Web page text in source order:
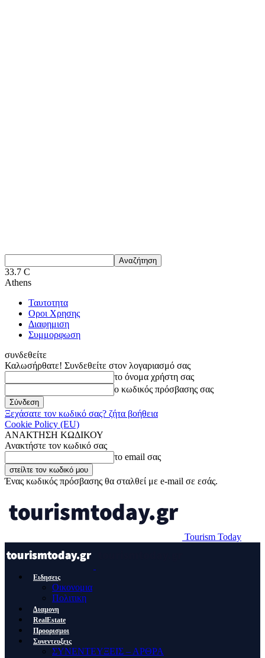
33.7 C
Athens
Ταυτοτητα
Οροι Χρησης
Διαφημιση
Συμμορφωση
συνδεθείτε
Καλωσήρθατε! Συνδεθείτε στον λογαριασμό σας
το όνομα χρήστη σας
ο κωδικός πρόσβασης σας
Ξεχάσατε τον κωδικό σας? ζήτα βοήθεια
Cookie Policy (EU)
ΑΝΑΚΤΗΣΗ ΚΩΔΙΚΟΥ
Ανακτήστε τον κωδικό σας
το email σας
Ένας κωδικός πρόσβασης θα σταλθεί με e-mail σε εσάς.
Tourism Today
Ειδησεις
Οικονομια
Πολιτικη
Διαμονη
RealEstate
Προορισμοι
Συνεντευξεις
ΣΥΝΕΝΤΕΥΞΕΙΣ – ΑΡΘΡΑ